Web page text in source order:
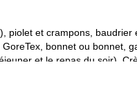
piolet et crampons, baudrier
bonnet ou bonnet,
et le repas du soir).